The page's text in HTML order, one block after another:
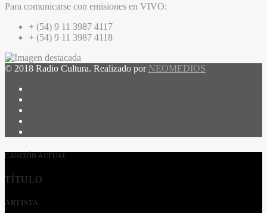
Para comunicarse con emisiones en VIVO:
+ (54) 9 11 3987 4117
+ (54) 9 11 3987 4118
© 2018 Radio Cultura. Realizado por NEOMEDIOS
CANCIÓN ACTUAL
TÍTULO
ARTISTA